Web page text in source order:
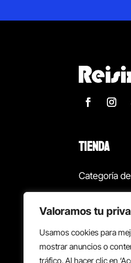
Valoramos tu
Usamos cookies para
mostrar anuncios o
tráfico. Al hacer clic en
TIENDA
Categoría
¡Las
Back to